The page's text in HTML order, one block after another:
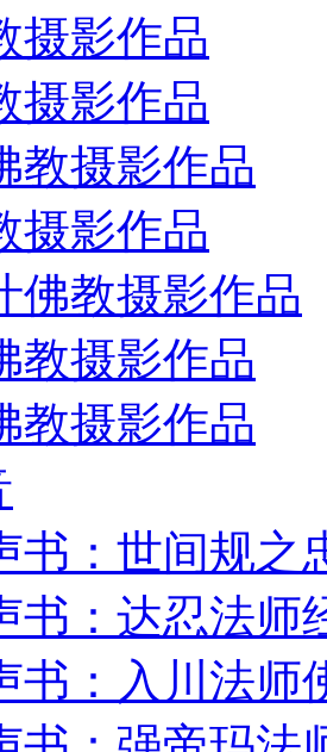
摄影作品
摄影作品
教摄影作品
摄影作品
佛教摄影作品
教摄影作品
教摄影作品
书：世间规
书：达忍法师
书：入川法师